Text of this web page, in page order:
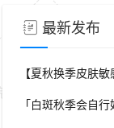
最新发布